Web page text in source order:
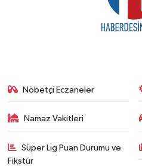
Nöbetçi Eczaneler
Namaz Vakitleri
Süper Lig Puan Durumu ve
Fikstür